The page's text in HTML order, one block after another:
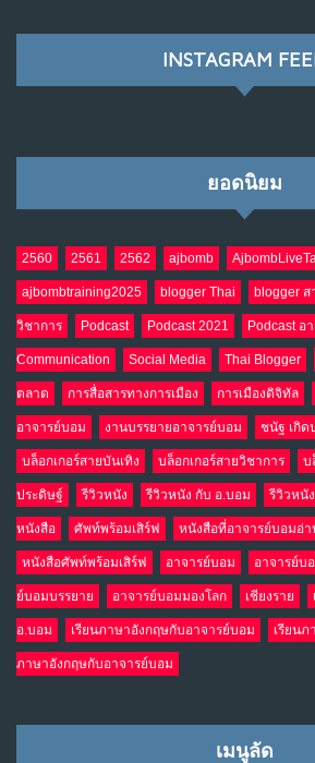
NO COMMENTS
เมื่อโลกออนไลน์ กลายเป็น“ศาลเตี้ย”
9
NO COMMENTS
10 อินโดนีเซีย กับเกมอำนาจที่มองไม่เ
เม.ย. 19, 2026
NO COMMENTS
INSTAGRAM
ยอดนิยม
2560 2561 2562 ajbomb
ajbombtraining2025 blogger Thai blogger ส
วิชาการ Podcast Podcast 2021 Podcast อ
Communication Social Media Thai Blogger
ตลาด การสื่อสารทางการเมือง การเมืองดิจิทัล
อาจารย์บอม งานบรรยายอาจารย์บอม ชนัฐ เกิด
บล็อกเกอร์สายบันเทิง บล็อกเกอร์สายวิชาการ บ
ประดิษฐ์ รีวิวหนัง รีวิวหนัง กับ อ.บอม รีวิวหนั
หนังสือ ศัพท์พร้อมเสิร์ฟ หนังสือที่อาจารย์บอมอ่า
หนังสือศัพท์พร้อมเสิร์ฟ อาจารย์บอม อาจารย์บ
ย์บอมบรรยาย อาจารย์บอมมองโลก เชียงราย
อ.บอม เรียนภาษาอังกฤษกับอาจารย์บอม เรียน
ภาษาอังกฤษกับอาจารย์บอม
เมนูลัด